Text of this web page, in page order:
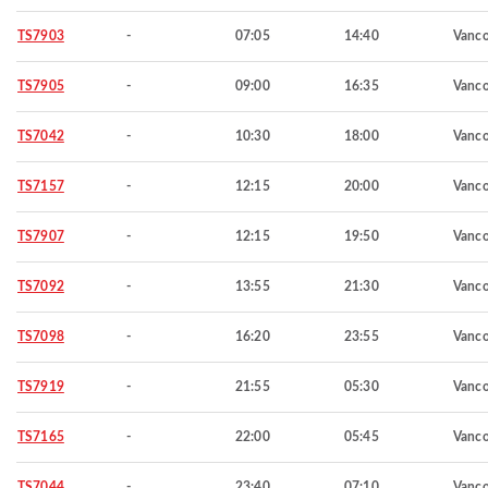
TS7903 - 07:05 14:40
TS7905 - 09:00 16:35
TS7042 - 10:30 18:00
TS7157 - 12:15 20:00
TS7907 - 12:15 19:50
TS7092 - 13:55 21:30
TS7098 - 16:20 23:55
TS7919 - 21:55 05:30
TS7165 - 22:00 05:45